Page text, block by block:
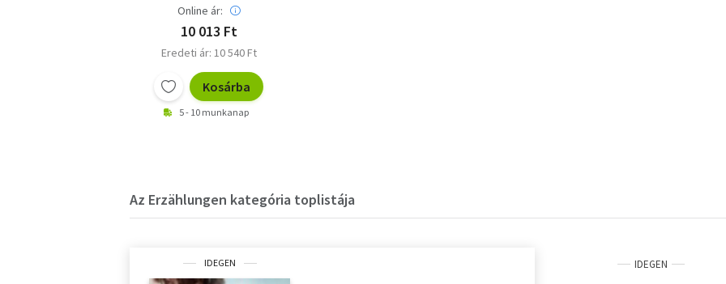
Online ár:
10 013 Ft
Eredeti ár: 10 540 Ft
Kosárba
5 - 10 munkanap
Az Erzählungen kategória toplistája
IDEGEN IDEGEN